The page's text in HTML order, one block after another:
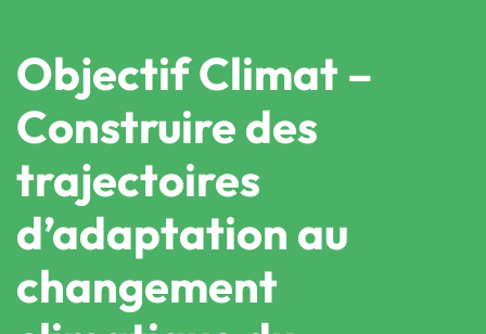
Objectif Climat –
Construire des
trajectoires
d’adaptation au
changement